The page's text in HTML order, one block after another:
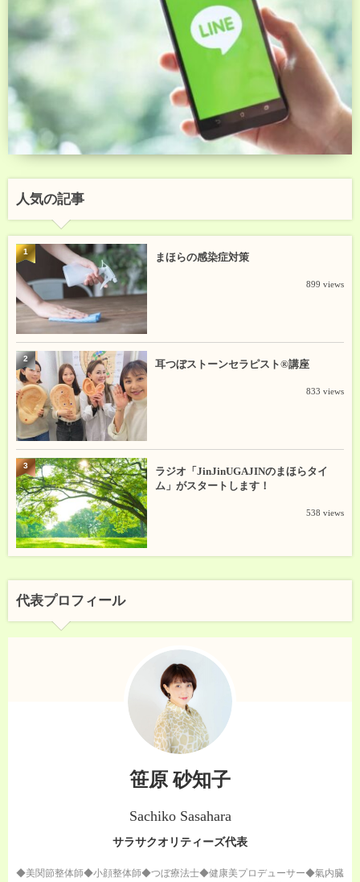
人気の記事
まほらの感染症対策
899 views
1
耳つぼストーンセラピスト®講座
833 views
2
ラジオ「JinJinUGAJINのまほらタイ
ム」がスタートします！
538 views
3
代表プロフィール
笹原 砂知子
Sachiko Sasahara
サラサクオリティーズ代表
◆美関節整体師◆小顔整体師◆つぼ療法士◆健康美プロデューサー◆氣内臓